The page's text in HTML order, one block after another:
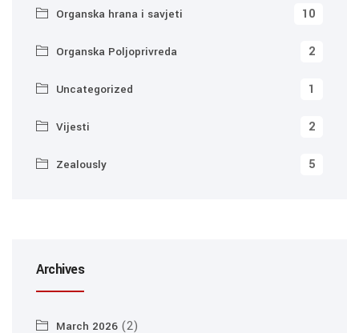
Organska hrana i savjeti 10
Organska Poljoprivreda 2
Uncategorized 1
Vijesti 2
Zealously 5
Archives
March 2026 (2)